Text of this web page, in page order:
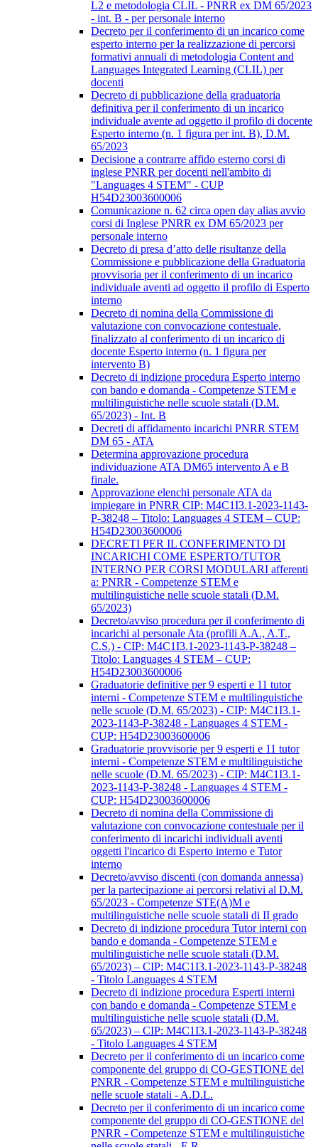
L2 e metodologia CLIL - PNRR ex DM 65/2023
- int. B - per personale interno
Decreto per il conferimento di un incarico come
esperto interno per la realizzazione di percorsi
formativi annuali di metodologia Content and
Languages Integrated Learning (CLIL) per
docenti
Decreto di pubblicazione della graduatoria
definitiva per il conferimento di un incarico
individuale avente ad oggetto il profilo di docente
Esperto interno (n. 1 figura per int. B), D.M.
65/2023
Decisione a contrarre affido esterno corsi di
inglese PNRR per docenti nell'ambito di
"Languages 4 STEM" - CUP
H54D23003600006
Comunicazione n. 62 circa open day alias avvio
corsi di Inglese PNRR ex DM 65/2023 per
personale interno
Decreto di presa d’atto delle risultanze della
Commissione e pubblicazione della Graduatoria
provvisoria per il conferimento di un incarico
individuale aventi ad oggetto il profilo di Esperto
interno
Decreto di nomina della Commissione di
valutazione con convocazione contestuale,
finalizzato al conferimento di un incarico di
docente Esperto interno (n. 1 figura per
intervento B)
Decreto di indizione procedura Esperto interno
con bando e domanda - Competenze STEM e
multilinguistiche nelle scuole statali (D.M.
65/2023) - Int. B
Decreti di affidamento incarichi PNRR STEM
DM 65 - ATA
Determina approvazione procedura
individuazione ATA DM65 intervento A e B
finale.
Approvazione elenchi personale ATA da
impiegare in PNRR CIP: M4C1I3.1-2023-1143-
P-38248 – Titolo: Languages 4 STEM – CUP:
H54D23003600006
DECRETI PER IL CONFERIMENTO DI
INCARICHI COME ESPERTO/TUTOR
INTERNO PER CORSI MODULARI afferenti
a: PNRR - Competenze STEM e
multilinguistiche nelle scuole statali (D.M.
65/2023)
Decreto/avviso procedura per il conferimento di
incarichi al personale Ata (profili A.A., A.T.,
C.S.) - CIP: M4C1I3.1-2023-1143-P-38248 –
Titolo: Languages 4 STEM – CUP:
H54D23003600006
Graduatorie definitive per 9 esperti e 11 tutor
interni - Competenze STEM e multilinguistiche
nelle scuole (D.M. 65/2023) - CIP: M4C1I3.1-
2023-1143-P-38248 - Languages 4 STEM -
CUP: H54D23003600006
Graduatorie provvisorie per 9 esperti e 11 tutor
interni - Competenze STEM e multilinguistiche
nelle scuole (D.M. 65/2023) - CIP: M4C1I3.1-
2023-1143-P-38248 - Languages 4 STEM -
CUP: H54D23003600006
Decreto di nomina della Commissione di
valutazione con convocazione contestuale per il
conferimento di incarichi individuali aventi
oggetti l'incarico di Esperto interno e Tutor
interno
Decreto/avviso discenti (con domanda annessa)
per la partecipazione ai percorsi relativi al D.M.
65/2023 - Competenze STE(A)M e
multilinguistiche nelle scuole statali di II grado
Decreto di indizione procedura Tutor interni con
bando e domanda - Competenze STEM e
multilinguistiche nelle scuole statali (D.M.
65/2023) – CIP: M4C1I3.1-2023-1143-P-38248
- Titolo Languages 4 STEM
Decreto di indizione procedura Esperti interni
con bando e domanda - Competenze STEM e
multilinguistiche nelle scuole statali (D.M.
65/2023) – CIP: M4C1I3.1-2023-1143-P-38248
- Titolo Languages 4 STEM
Decreto per il conferimento di un incarico come
componente del gruppo di CO-GESTIONE del
PNRR - Competenze STEM e multilinguistiche
nelle scuole statali - A.D.L.
Decreto per il conferimento di un incarico come
componente del gruppo di CO-GESTIONE del
PNRR - Competenze STEM e multilinguistiche